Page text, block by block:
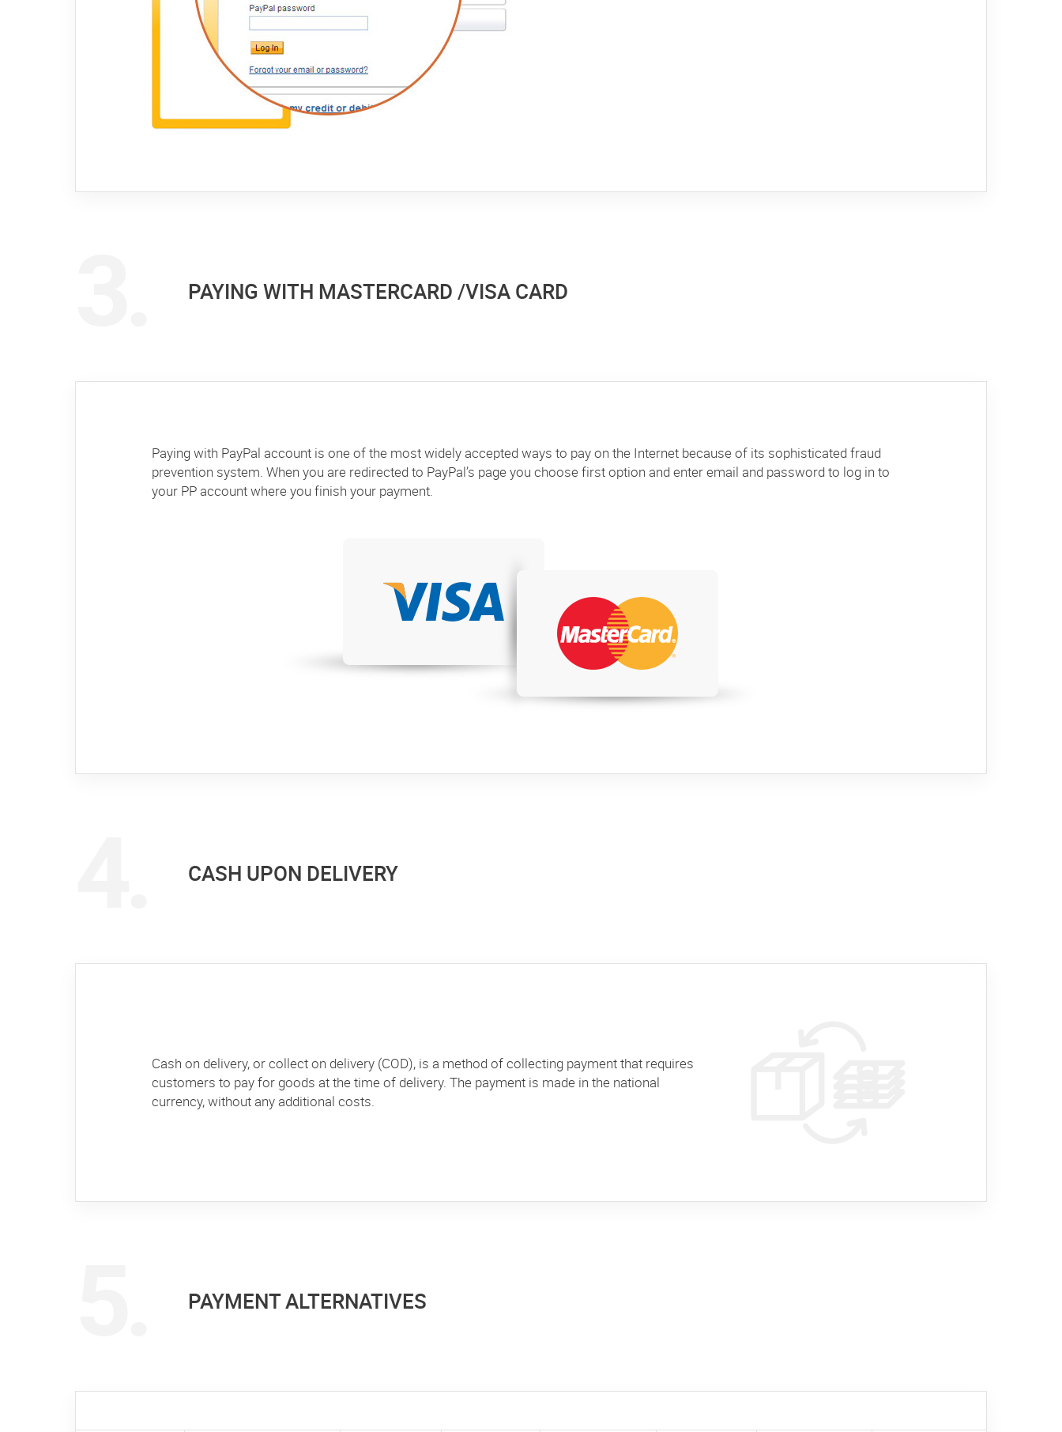
PAYING WITH MASTERCARD /VISA CARD
Paying with PayPal account is one of the most widely accepted ways to pay on the Internet because of its sophisticated fraud
prevention system. When you are redirected to PayPal’s page you choose first option and enter email and password to log in to
your PP account where you finish your payment.
CASH UPON DELIVERY
Cash on delivery, or collect on delivery (COD), is a method of collecting payment that requires
customers to pay for goods at the time of delivery. The payment is made in the national
currency, without any additional costs.
PAYMENT ALTERNATIVES